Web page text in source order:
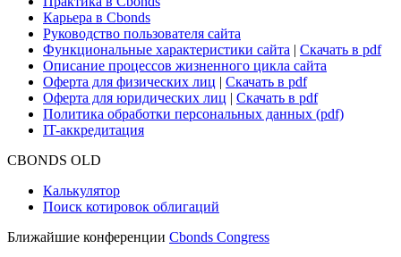
Карьера в Cbonds
Руководство пользователя сайта
Функциональные характеристики сайта | Скачать в pdf
Описание процессов жизненного цикла сайта
Оферта для физических лиц | Скачать в pdf
Оферта для юридических лиц | Скачать в pdf
Политика обработки персональных данных (pdf)
IT-аккредитация
CBONDS OLD
Калькулятор
Поиск котировок облигаций
Ближайшие конференции Cbonds Congress